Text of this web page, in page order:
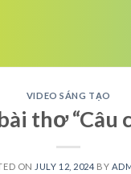
VIDEO SÁNG TẠO
thơ “Câu
ON JULY 12, 2024 BY